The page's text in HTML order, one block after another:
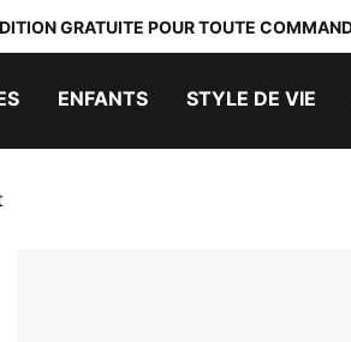
GRATUITE POUR TOUTE
ENFANTS STYLE DE VIE